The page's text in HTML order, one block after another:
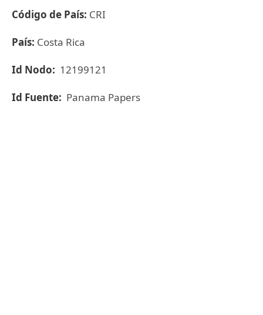
Código de País: CRI
País: Costa Rica
Id Nodo: 12199121
Id Fuente: Panama Papers